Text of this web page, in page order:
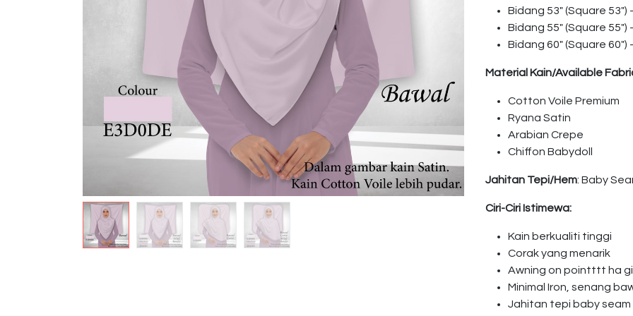
Bidang 53″ (Square 53″)
Bidang 55″ (Square 55″)
Bidang 60″ (Square 60″)
Material Kain/Available
Cotton Voile Premium
Ryana Satin
Arabian Crepe
Chiffon Babydoll
Jahitan Tepi/Hem: Baby
Ciri-Ciri Istimewa:
Kain berkualiti tinggi
Corak yang menarik
Awning on pointttt ha
Minimal Iron, senang
Jahitan tepi baby